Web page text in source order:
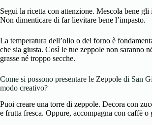
Segui la ricetta con attenzione. Mescola bene gli
Non dimenticare di far lievitare bene l’impasto.
La temperatura dell’olio o del forno è
che sia giusta. Così le tue zeppole non saranno
grasse né troppo secche.
Come si possono presentare le Zeppole di San
modo creativo?
Puoi creare una torre di zeppole. Decora con
e frutta fresca. Oppure, accompagna con caffè o